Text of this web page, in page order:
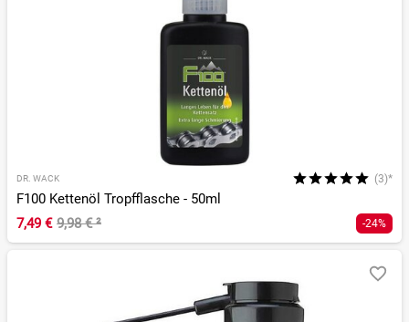
DR. WACK (3)*
F100 Kettenöl Tropfflasche - 50ml
7,49 € 9,98 €² -24%